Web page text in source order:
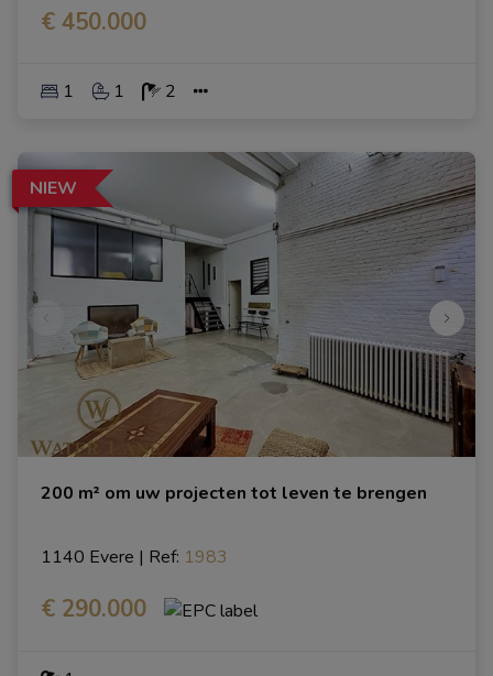
€ 450.000
1 1 2
NIEW
200 m² om uw projecten tot leven te brengen
1140 Evere | Ref: 1983
€ 290.000